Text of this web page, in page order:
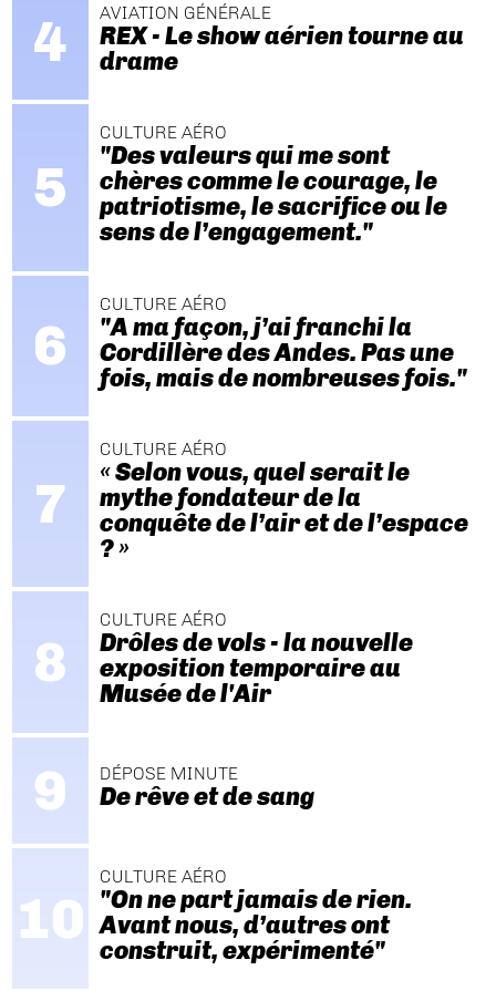
AVIATION GÉNÉRALE
REX - Le show aérien tourne au
drame
CULTURE AÉRO
"Des valeurs qui me sont
chères comme le courage, le
patriotisme, le sacrifice ou le
sens de l’engagement."
CULTURE AÉRO
"A ma façon, j’ai franchi la
Cordillère des Andes. Pas une
fois, mais de nombreuses fois."
CULTURE AÉRO
« Selon vous, quel serait le
mythe fondateur de la
conquête de l’air et de l’espace
? »
CULTURE AÉRO
Drôles de vols - la nouvelle
exposition temporaire au
Musée de l'Air
DÉPOSE MINUTE
De rêve et de sang
CULTURE AÉRO
"On ne part jamais de rien.
Avant nous, d’autres ont
construit, expérimenté"